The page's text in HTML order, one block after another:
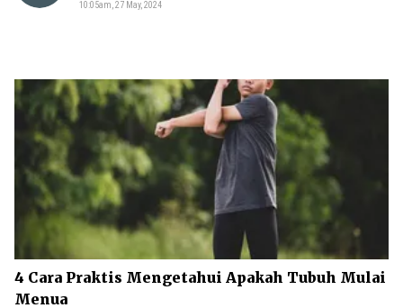
10:05am, 27 May, 2024
4 Cara Praktis Mengetahui Apakah Tubuh Mulai
Menua